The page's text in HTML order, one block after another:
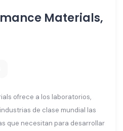
Materials,
ofrece a los laboratorios,
de clase mundial las
que necesitan para desarrollar